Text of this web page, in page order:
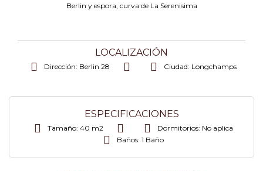
Berlin y espora, curva de La Serenisima
LOCALIZACIÓN
Dirección: Berlin 28 Ciudad: Longchamps
ESPECIFICACIONES
Tamaño: 40 m2
Dormitorios: No aplica
Baños: 1 Baño